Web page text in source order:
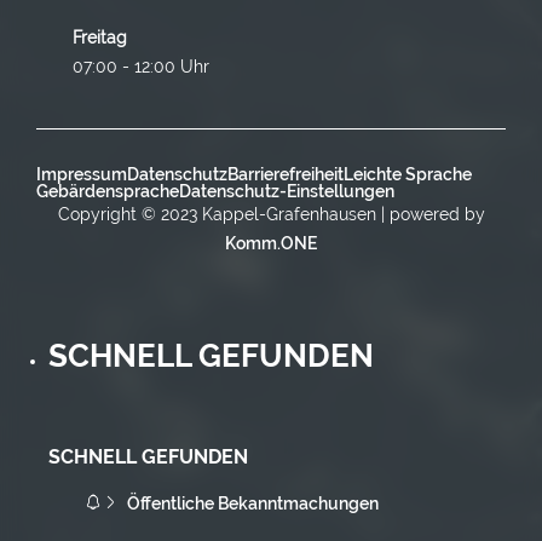
Freitag
07:00 - 12:00 Uhr
ImpressumDatenschutzBarrierefreiheitLeichte Sprache
GebärdenspracheDatenschutz-Einstellungen
Copyright © 2023 Kappel-Grafenhausen | powered by
Komm.ONE
SCHNELL GEFUNDEN
SCHNELL GEFUNDEN
Öffentliche Bekanntmachungen